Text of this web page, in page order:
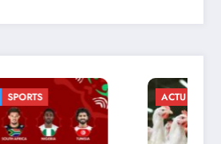
ECONOMIE NON CLASSÉ